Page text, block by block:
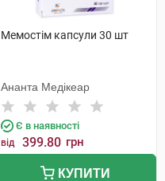
Мемостім капсули 30 шт
Ананта Медікеар
Є в наявності
від 399.80 грн
КУПИТИ